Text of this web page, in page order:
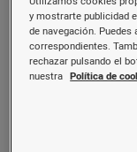
de todo el
la certificación
Los datos de
y mostrarte publicidad
de navegación.
correspondientes.
rechazar pulsando el
nuestra Política de